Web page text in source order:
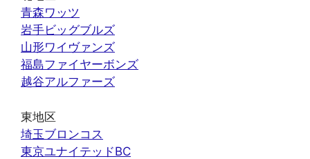
青森ワッツ
岩手ビッグブルズ
山形ワイヴァンズ
福島ファイヤーボンズ
越谷アルファーズ
東地区
埼玉ブロンコス
東京ユナイテッドBC